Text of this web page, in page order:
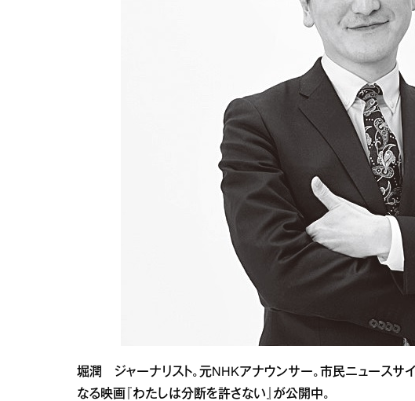
堀潤 ジャーナリスト。元NHKアナウンサー。市民ニュースサイ
なる映画『わたしは分断を許さない』が公開中。